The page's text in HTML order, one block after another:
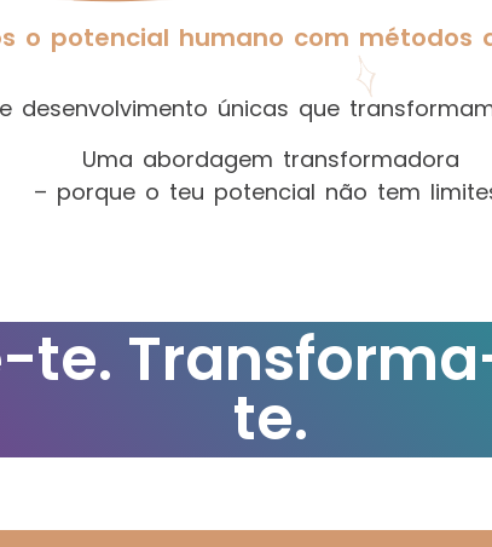
o potencial humano com métodos
desenvolvimento únicas que
Uma abordagem transformadora
– porque o teu potencial não tem
te.
te.